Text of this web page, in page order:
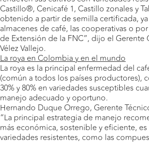
Castillo®, Cenicafé 1, Castillo zonales y
obtenido a partir de semilla certificada,
almacenes de café, las cooperativas o
de Extensión de la FNC”, dijo el Gerente
Vélez Vallejo.
La roya en Colombia y en el mundo
La roya es la principal enfermedad del
(común a todos los países productores),
30% y 80% en variedades susceptibles
manejo adecuado y oportuno.
Hernando Duque Orrego, Gerente
“La principal estrategia de manejo
más económica, sostenible y eficiente,
variedades resistentes, como las